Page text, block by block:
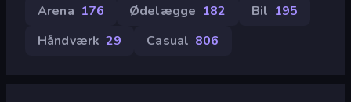
Arena 176 Ødelægge 182 Bil 195
Håndværk 29 Casual 806